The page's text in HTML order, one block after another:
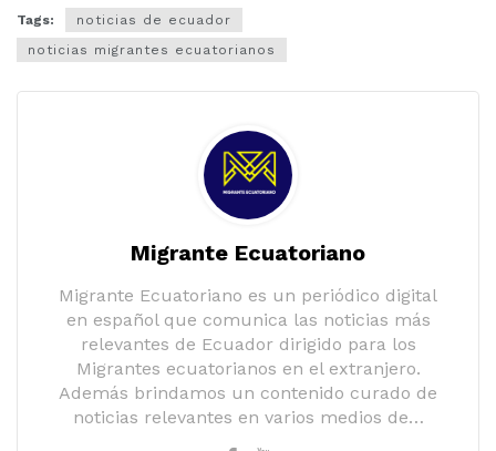
Tags:
noticias de ecuador
noticias migrantes ecuatorianos
Migrante Ecuatoriano
Migrante Ecuatoriano es un periódico digital
en español que comunica las noticias más
relevantes de Ecuador dirigido para los
Migrantes ecuatorianos en el extranjero.
Además brindamos un contenido curado de
noticias relevantes en varios medios de…